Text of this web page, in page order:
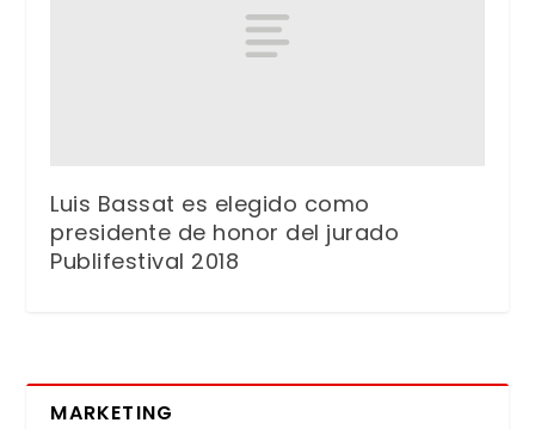
Luis Bassat es elegido como
presidente de honor del jurado
Publifestival 2018
MARKETING